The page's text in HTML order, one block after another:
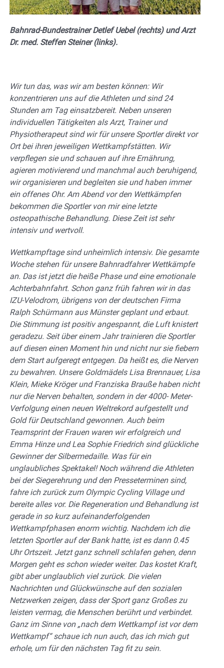
Bahnrad-Bundestrainer Detlef Uebel (rechts) und Arzt
Dr. med. Steffen Steiner (links).
Wir tun das, was wir am besten können: Wir
konzentrieren uns auf die Athleten und sind 24
Stunden am Tag einsatzbereit. Neben unseren
individuellen Tätigkeiten als Arzt, Trainer und
Physiotherapeut sind wir für unsere Sportler direkt vor
Ort bei ihren jeweiligen Wettkampfstätten. Wir
verpflegen sie und schauen auf ihre Ernährung,
agieren motivierend und manchmal auch beruhigend,
wir organisieren und begleiten sie und haben immer
ein offenes Ohr. Am Abend vor den Wettkämpfen
bekommen die Sportler von mir eine letzte
osteopathische Behandlung. Diese Zeit ist sehr
intensiv und wertvoll.
Wettkampftage sind unheimlich intensiv. Die gesamte
Woche stehen für unsere Bahnradfahrer Wettkämpfe
an. Das ist jetzt die heiße Phase und eine emotionale
Achterbahnfahrt. Schon ganz früh fahren wir in das
IZU-Velodrom, übrigens von der deutschen Firma
Ralph Schürmann aus Münster geplant und erbaut.
Die Stimmung ist positiv angespannt, die Luft knistert
geradezu. Seit über einem Jahr trainieren die Sportler
auf diesen einen Moment hin und nicht nur sie fiebern
dem Start aufgeregt entgegen. Da heißt es, die Nerven
zu bewahren. Unsere Goldmädels Lisa Brennauer, Lisa
Klein, Mieke Kröger und Franziska Brauße haben nicht
nur die Nerven behalten, sondern in der 4000- Meter-
Verfolgung einen neuen Weltrekord aufgestellt und
Gold für Deutschland gewonnen. Auch beim
Teamsprint der Frauen waren wir erfolgreich und
Emma Hinze und Lea Sophie Friedrich sind glückliche
Gewinner der Silbermedaille. Was für ein
unglaubliches Spektakel! Noch während die Athleten
bei der Siegerehrung und den Presseterminen sind,
fahre ich zurück zum Olympic Cycling Village und
bereite alles vor. Die Regeneration und Behandlung ist
gerade in so kurz aufeinanderfolgenden
Wettkampfphasen enorm wichtig. Nachdem ich die
letzten Sportler auf der Bank hatte, ist es dann 0.45
Uhr Ortszeit. Jetzt ganz schnell schlafen gehen, denn
Morgen geht es schon wiederweiter. Das kostet Kraft,
gibt aber unglaublich viel zurück. Die vielen
Nachrichten und Glückwünsche auf den sozialen
Netzwerken zeigen, dass der Sport ganz Großes zu
leisten vermag, die Menschen berührt und verbindet.
Ganz im Sinne von „nach dem Wettkampf ist vor dem
Wettkampf“ schaue ich nun auch, das ich mich gut
erhole, um für den nächsten Tag fit zu sein.